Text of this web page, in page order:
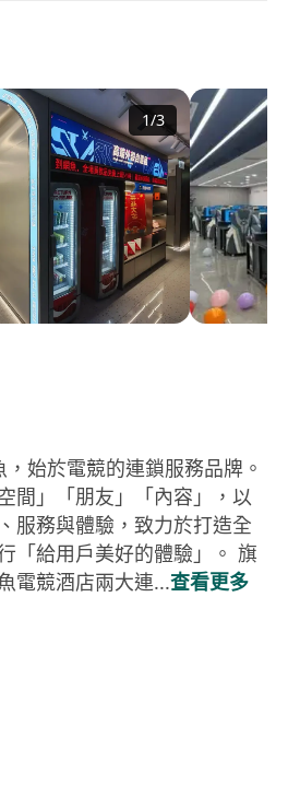
1/3
始於電競的連鎖服務品牌。
間」「朋友」「內容」，以
服務與體驗，致力於打造全
「給用戶美好的體驗」。 旗
電競酒店兩大連...查看更多